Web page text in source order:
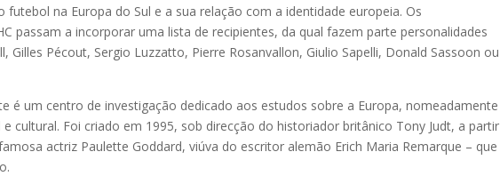
futebol na Europa do Sul e a sua relação com a identidade europeia. Os
passam a incorporar uma lista de recipientes, da qual fazem parte personalidades
Gilles Pécout, Sergio Luzzatto, Pierre Rosanvallon, Giulio Sapelli, Donald Sassoon ou
é um centro de investigação dedicado aos estudos sobre a Europa, nomeadamente
cultural. Foi criado em 1995, sob direcção do historiador britânico Tony Judt, a partir
actriz Paulette Goddard, viúva do escritor alemão Erich Maria Remarque – que